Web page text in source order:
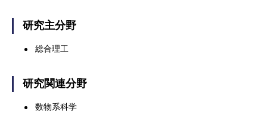
研究主分野
総合理工
研究関連分野
数物系科学